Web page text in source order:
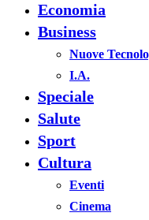
Economia
Business
Nuove
I.A.
Speciale
Salute
Sport
Cultura
Eventi
Cinema